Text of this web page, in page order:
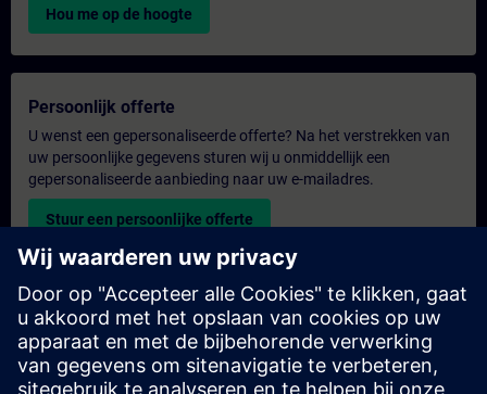
Hou me op de hoogte
Persoonlijk offerte
U wenst een gepersonaliseerde offerte? Na het verstrekken van
uw persoonlijke gegevens sturen wij u onmiddellijk een
gepersonaliseerde aanbieding naar uw e-mailadres.
Stuur een persoonlijke offerte
Aanvraag voor een exclusieve training
Heeft u een uitgebreidere trainingsbehoefte en wilt u een offerte
voor exclusieve training – op locatie, virtueel of in een SITRAIN-
trainingscentrum? Bezorg ons u uw persoonlijke gegevens en